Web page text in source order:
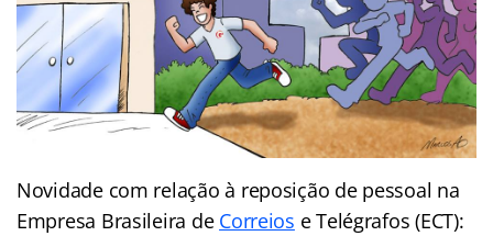
Novidade com relação à reposição de pessoal na
Empresa Brasileira de Correios e Telégrafos (ECT):